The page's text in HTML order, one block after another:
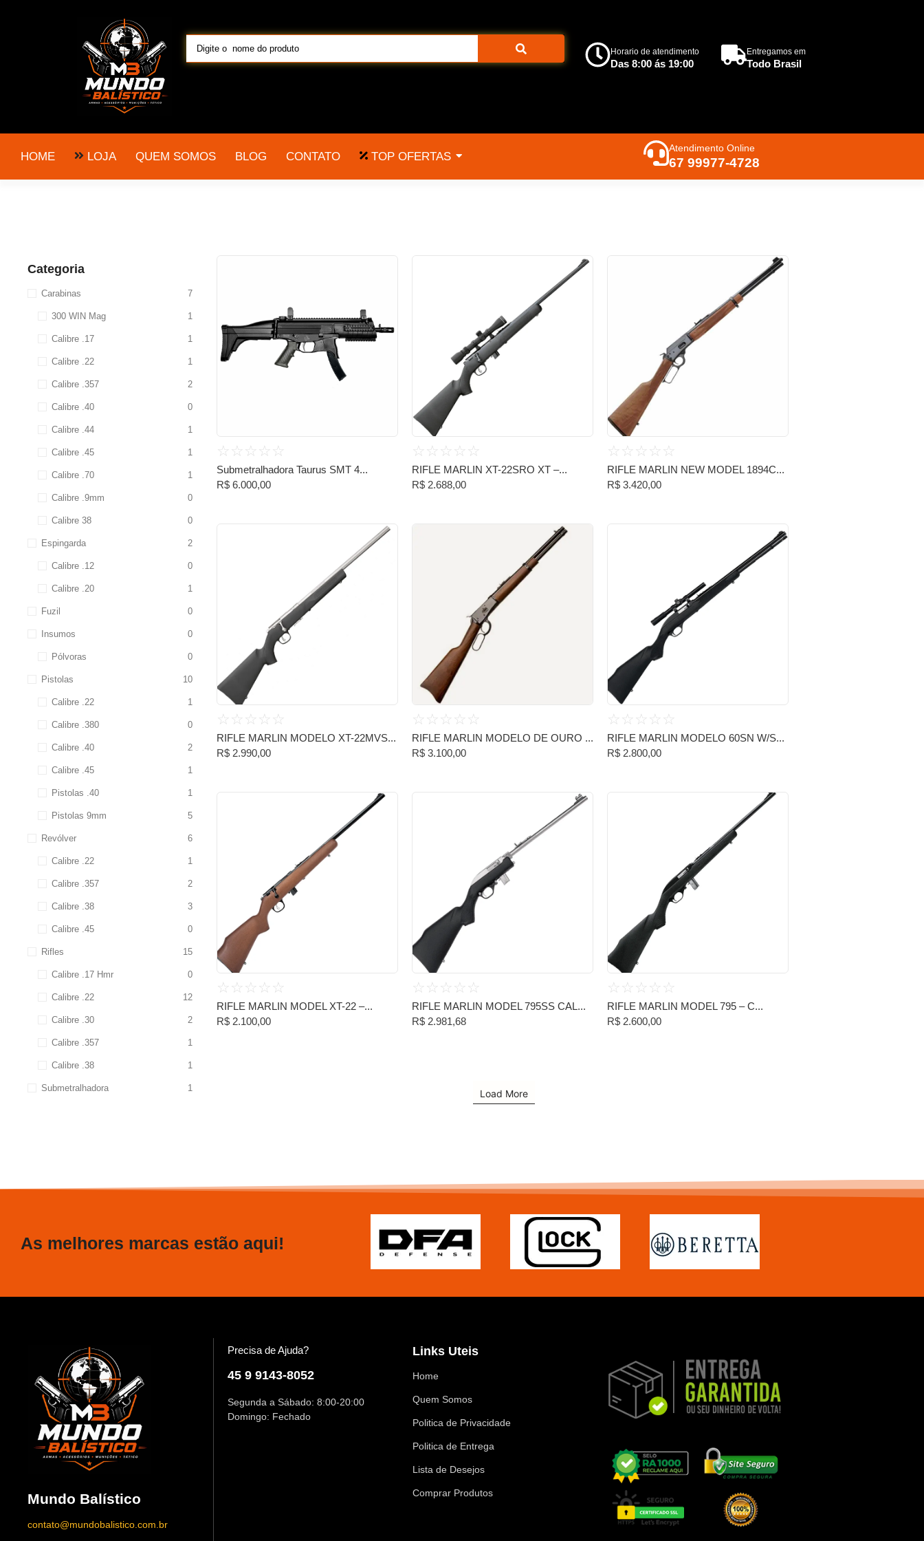
Horario de atendimento
Das 8:00 ás 19:00
Entregamos em
Todo Brasil
HOME LOJA QUEM SOMOS BLOG CONTATO TOP OFERTAS
Atendimento Online
67 99977-4728
Categoria
Carabinas 7
300 WIN Mag 1
Calibre .17 1
Calibre .22 1
Calibre .357 2
Calibre .40 0
Calibre .44 1
Calibre .45 1
Calibre .70 1
Calibre .9mm 0
Calibre 38 0
Espingarda 2
Calibre .12 0
Calibre .20 1
Fuzil 0
Insumos 0
Pólvoras 0
Pistolas 10
Calibre .22 1
Calibre .380 0
Calibre .40 2
Calibre .45 1
Pistolas .40 1
Pistolas 9mm 5
Revólver 6
Calibre .22 1
Calibre .357 2
Calibre .38 3
Calibre .45 0
Rifles 15
Calibre .17 Hmr 0
Calibre .22 12
Calibre .30 2
Calibre .357 1
Calibre .38 1
Submetralhadora 1
☆ ☆ ☆ ☆ ☆
Submetralhadora Taurus SMT 4...
R$ 6.000,00
☆ ☆ ☆ ☆ ☆
RIFLE MARLIN XT-22SRO XT –...
R$2.688,00
☆ ☆ ☆ ☆ ☆
RIFLE MARLIN NEW MODEL 1894C...
R$3.420,00
☆ ☆ ☆ ☆ ☆
RIFLE MARLIN MODELO XT-22MVS...
R$ 2.990,00
☆ ☆ ☆ ☆ ☆
RIFLE MARLIN MODELO DE OURO ...
R$3.100,00
☆ ☆ ☆ ☆ ☆
RIFLE MARLIN MODELO 60SN W/S...
R$2.800,00
☆ ☆ ☆ ☆ ☆
RIFLE MARLIN MODEL XT-22 –...
R$ 2.100,00
☆ ☆ ☆ ☆ ☆
RIFLE MARLIN MODEL 795SS CAL...
R$2.981,68
☆ ☆ ☆ ☆ ☆
RIFLE MARLIN MODEL 795 – C...
R$2.600,00
Load More
As melhores marcas estão aqui!
Mundo Balístico
contato@mundobalistico.com.br
Precisa de Ajuda?
45 9 9143-8052
Segunda a Sábado: 8:00-20:00
Domingo: Fechado
Links Uteis
Home
Quem Somos
Politica de Privacidade
Politica de Entrega
Lista de Desejos
Comprar Produtos